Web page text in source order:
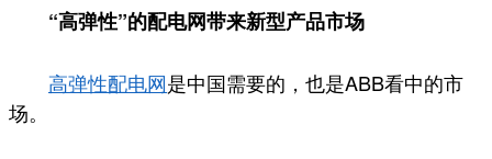
“高弹性”的配电网带来新型产品市场
高弹性配电网是中国需要的，也是ABB看中的市
场。